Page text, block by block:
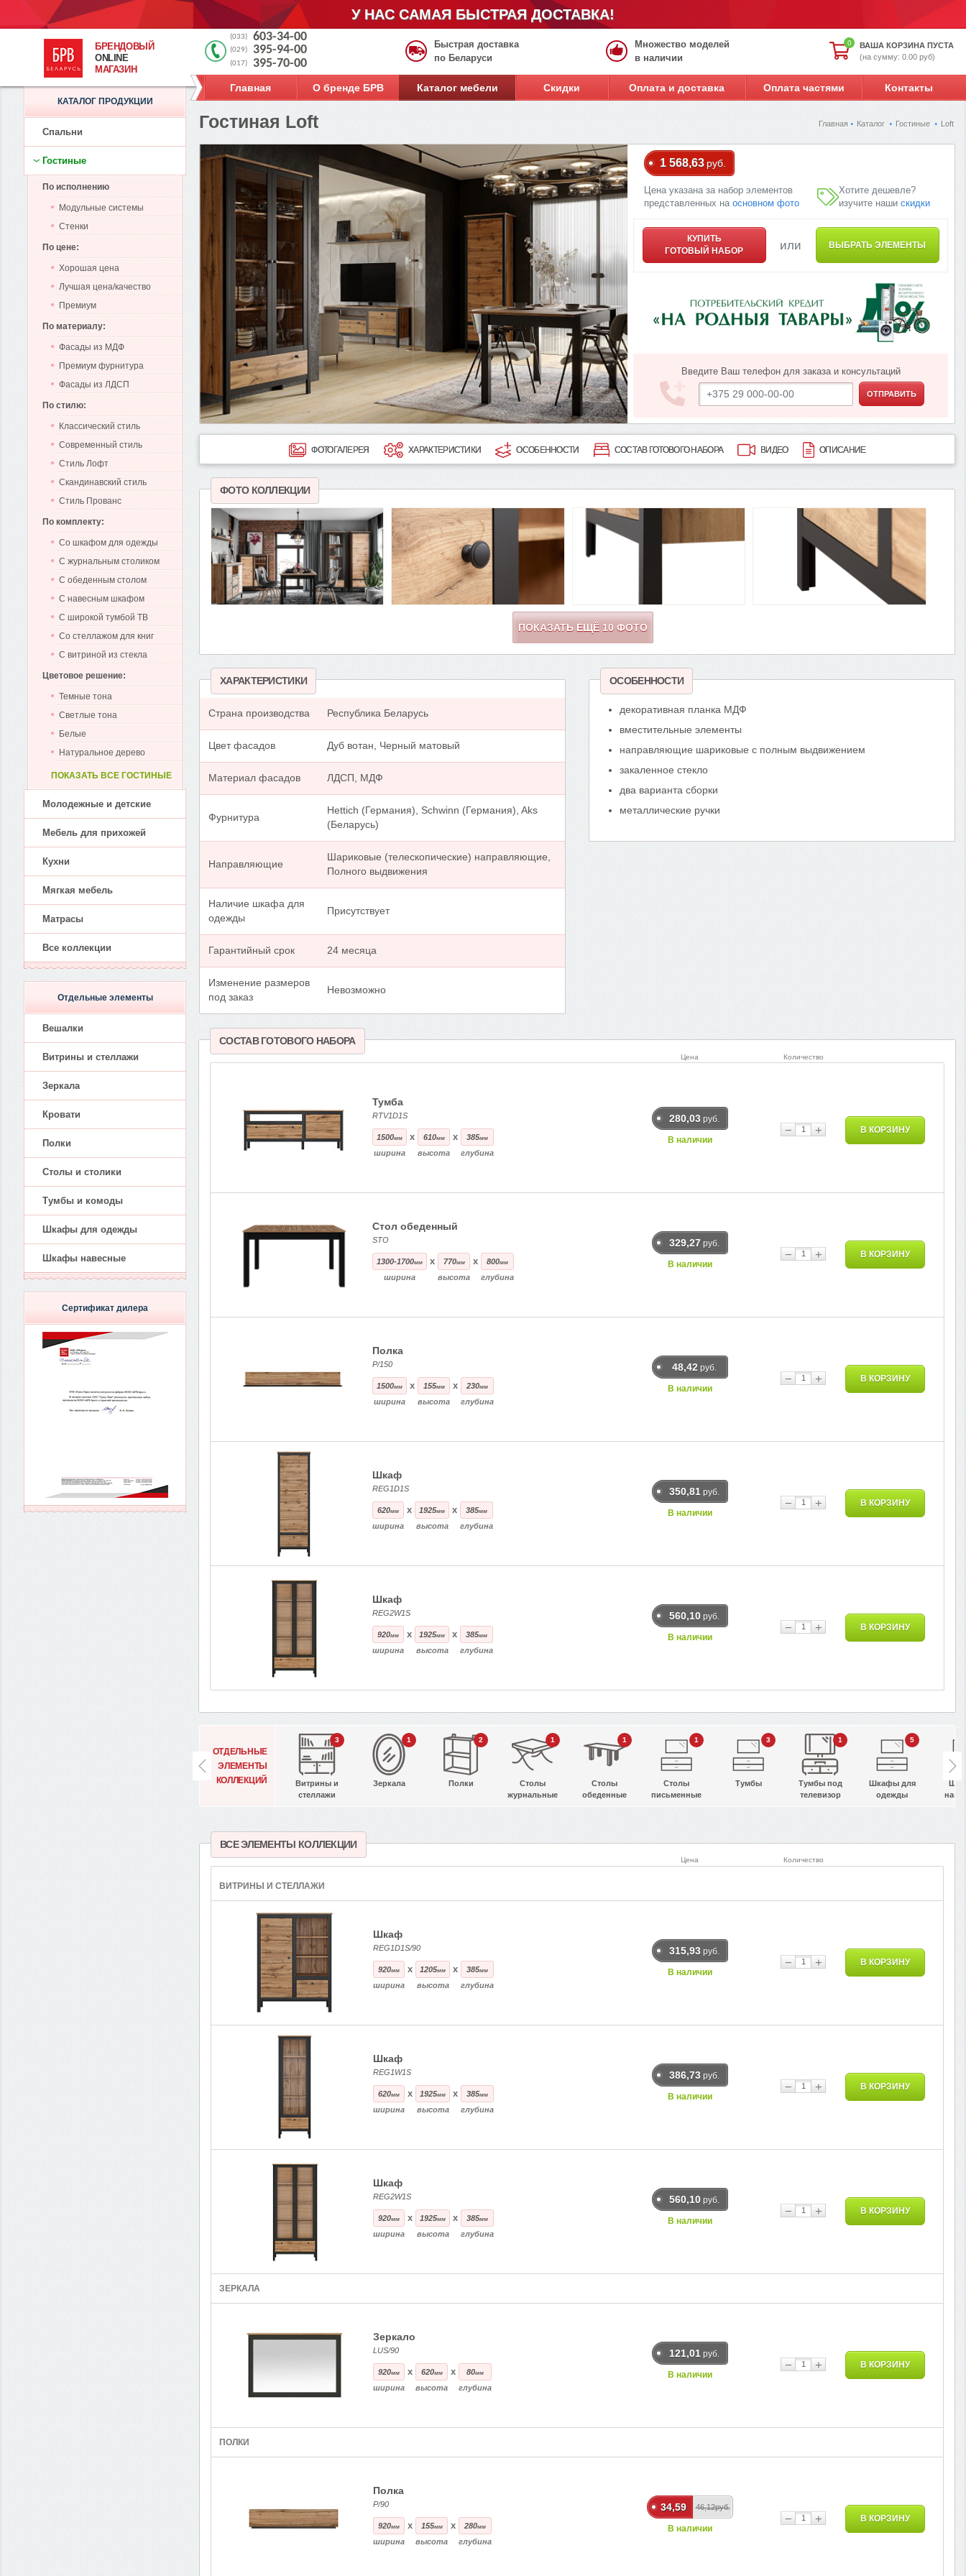
У НАС САМАЯ БЫСТРАЯ ДОСТАВКА!
БРЕНДОВЫЙ
ONLINE
МАГАЗИН
0
ВАША КОРЗИНА ПУСТА
(на сумму: 0.00 руб)
(033) 603-34-00
(029) 395-94-00
(017) 395-70-00
Быстрая доставка
по Беларуси
Множество моделей
в наличии
Главная О бренде БРВ Каталог мебели Скидки Оплата и доставка Оплата частями Контакты
Главная Каталог Гостиные Loft
Гостиная Loft
1 568,63 руб.
Цена указана за набор элементов
представленных наосновном фото
Хотите дешевле?
изучите наши скидки
КУПИТЬ
ГОТОВЫЙ НАБОР
или ВЫБРАТЬ ЭЛЕМЕНТЫ
Введите Ваш телефон для заказа и консультаций
ОТПРАВИТЬ
ФОТОГАЛЕРЕЯ ХАРАКТЕРИСТИКИ ОСОБЕННОСТИ СОСТАВ ГОТОВОГО НАБОРА ВИДЕО ОПИСАНИЕ
ФОТО КОЛЛЕКЦИИ
ПОКАЗАТЬ ЕЩЁ 10ФОТО
ХАРАКТЕРИСТИКИ
Страна производства Республика Беларусь
Цвет фасадов Дуб вотан, Черный матовый
Материал фасадов ЛДСП, МДФ
Фурнитура
Hettich (Германия), Schwinn (Германия), Aks
(Беларусь)
Направляющие
Шариковые (телескопические) направляющие,
Полного выдвижения
Наличие шкафа для
одежды
Присутствует
Гарантийный срок 24 месяца
Изменение размеров
под заказ
Невозможно
ОСОБЕННОСТИ
декоративная планка МДФ
вместительные элементы
направляющие шариковые с полным выдвижением
закаленное стекло
два варианта сборки
металлические ручки
СОСТАВ ГОТОВОГО НАБОРА
Цена Количество
Тумба
RTV1D1S
1500мм
ширина
x 610мм
высота
x 385мм
глубина
280,03 руб.
В наличии
− + В КОРЗИНУ
Стол обеденный
STO
1300-1700мм
ширина
x 770мм
высота
x 800мм
глубина
329,27 руб.
В наличии
− + В КОРЗИНУ
Полка
P/150
1500мм
ширина
x 155мм
высота
x 230мм
глубина
48,42 руб.
В наличии
− + В КОРЗИНУ
Шкаф
REG1D1S
620мм
ширина
x 1925мм
высота
x 385мм
глубина
350,81 руб.
В наличии
− + В КОРЗИНУ
Шкаф
REG2W1S
920мм
ширина
x 1925мм
высота
x 385мм
глубина
560,10 руб.
В наличии
− + В КОРЗИНУ
ОТДЕЛЬНЫЕ
ЭЛЕМЕНТЫ
КОЛЛЕКЦИЙ
3
Витрины и
стеллажи
1
Зеркала
2
Полки
1
Столы
журнальные
1
Столы
обеденные
1
Столы
письменные
3
Тумбы
1
Тумбы под
телевизор
5
Шкафы для
одежды
ВСЕ ЭЛЕМЕНТЫ КОЛЛЕКЦИИ
Цена Количество
ВИТРИНЫ И СТЕЛЛАЖИ
Шкаф
REG1D1S/90
920мм
ширина
x 1205мм
высота
x 385мм
глубина
315,93 руб.
В наличии
− + В КОРЗИНУ
Шкаф
REG1W1S
620мм
ширина
x 1925мм
высота
x 385мм
глубина
386,73 руб.
В наличии
− + В КОРЗИНУ
Шкаф
REG2W1S
920мм
ширина
x 1925мм
высота
x 385мм
глубина
560,10 руб.
В наличии
− + В КОРЗИНУ
ЗЕРКАЛА
Зеркало
LUS/90
920мм
ширина
x 620мм
высота
x 80мм
глубина
121,01 руб.
В наличии
− + В КОРЗИНУ
ПОЛКИ
Полка
P/90
920мм
ширина
x 155мм
высота
x 280мм
глубина
34,59 46,12руб.
В наличии
− + В КОРЗИНУ
КАТАЛОГ ПРОДУКЦИИ
Спальни
Гостиные
По исполнению
Модульные системы
Стенки
По цене:
Хорошая цена
Лучшая цена/качество
Премиум
По материалу:
Фасады из МДФ
Премиум фурнитура
Фасады из ЛДСП
По стилю:
Классический стиль
Современный стиль
Стиль Лофт
Скандинавский стиль
Стиль Прованс
По комплекту:
Со шкафом для одежды
С журнальным столиком
С обеденным столом
С навесным шкафом
С широкой тумбой ТВ
Со стеллажом для книг
С витриной из стекла
Цветовое решение:
Темные тона
Светлые тона
Белые
Натуральное дерево
ПОКАЗАТЬ ВСЕ ГОСТИНЫЕ
Молодежные и детские
Мебель для прихожей
Кухни
Мягкая мебель
Матрасы
Все коллекции
Отдельные элементы
Вешалки
Витрины и стеллажи
Зеркала
Кровати
Полки
Столы и столики
Тумбы и комоды
Шкафы для одежды
Шкафы навесные
Сертификат дилера